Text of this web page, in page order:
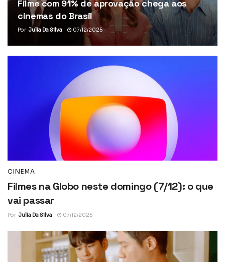
Filme com 91% de aprovação chega aos
cinemas do Brasil
Por Julia Da Silva 07/12/2025
CINEMA
Filmes na Globo neste domingo (7/12): o que
vai passar
Por Julia Da Silva 07/12/2025